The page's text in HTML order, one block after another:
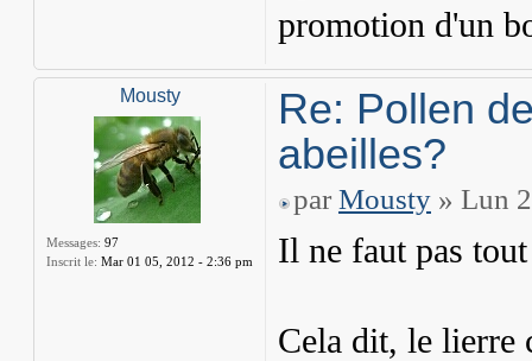
promotion d'un
Mousty
Messages: 97
Inscrit le: Mar 01 05, 2012 - 2:36 pm
Re: Pollen
abeilles?
par Mousty » Lun
Il ne faut pas
Cela dit, le lierre